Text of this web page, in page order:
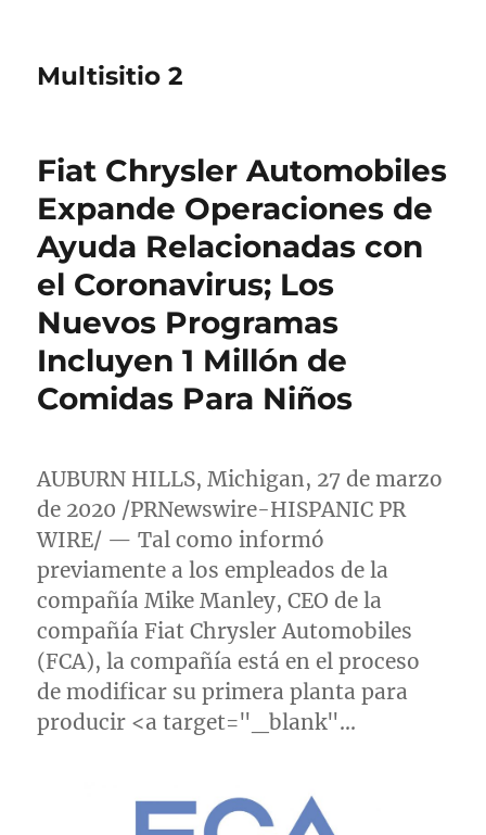
Multisitio 2
Fiat Chrysler Automobiles
Expande Operaciones de
Ayuda Relacionadas con
el Coronavirus; Los
Nuevos Programas
Incluyen 1 Millón de
Comidas Para Niños
AUBURN HILLS, Michigan, 27 de marzo
de 2020 /PRNewswire-HISPANIC PR
WIRE/ — Tal como informó
previamente a los empleados de la
compañíaMike Manley, CEO de la
compañía Fiat Chrysler Automobiles
(FCA), la compañía está en el proceso
de modificar su primera planta para
producir <a target="_blank"…